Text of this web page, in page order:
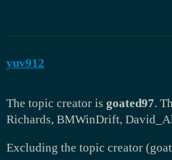
yuv912
The topic creator is goated97.
Richards, BMWinDrift,
Excluding the topic creator